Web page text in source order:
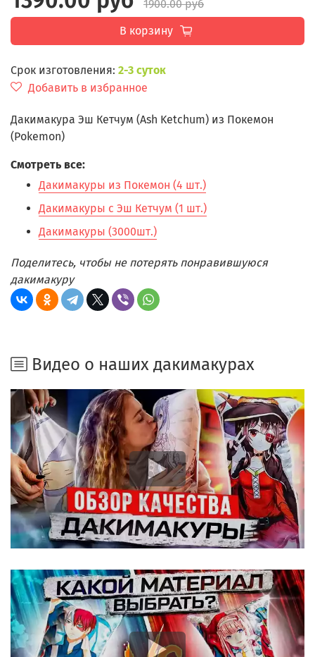
Срок изготовления: 2-3 суток
Добавить в избранное
1900.00 руб
В корзину
Дакимакура Эш Кетчум (Ash Ketchum) из Покемон
(Pokemon)
Смотреть все:
Дакимакуры из Покемон (4 шт.)
Дакимакуры с Эш Кетчум (1 шт.)
Дакимакуры (3000шт.)
Поделитесь, чтобы не потерять понравившуюся
дакимакуру
Видео о наших дакимакурах